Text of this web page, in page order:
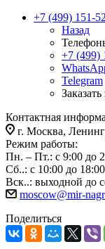
+7 (499) 151-
Назад
+7 (499)
Telegram
Контактная
г. Москва,
Режим работы:
Пн. – Пт.: с 9:00 до
Сб..: с 10:00 до 18:00
Вск..: выходной до
moscow@mir-
Поделиться